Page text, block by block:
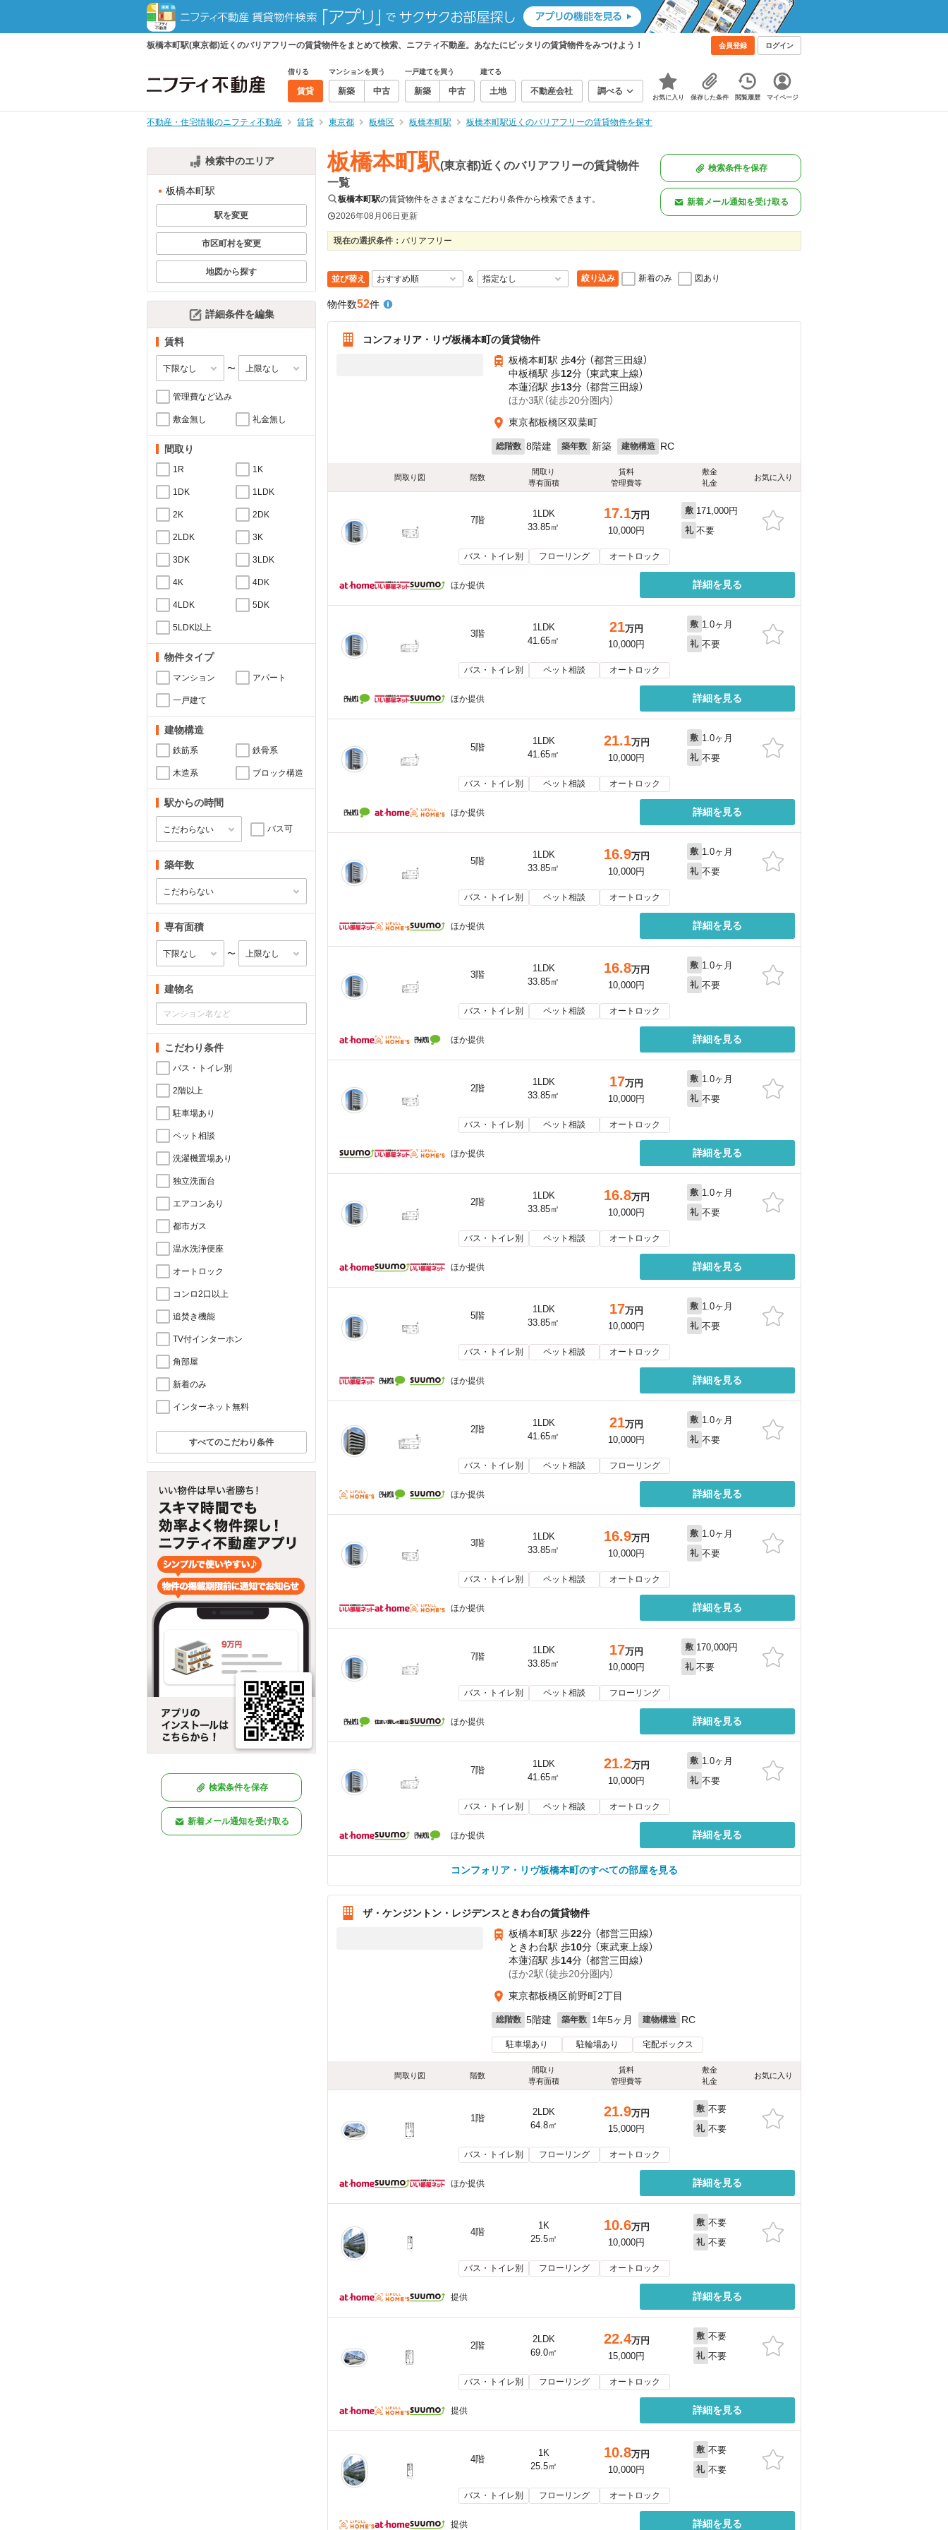
板橋本町駅(東京都)近くのバリアフリーの賃貸物件をまとめて検索、ニフティ不動産。あなたにピッタリの賃貸物件をみつけよう！ 会員登録 ログイン
借りる
賃貸
マンションを買う
新築 中古
一戸建てを買う
新築 中古
建てる
土地 不動産会社 調べる
お気に入り 保存した条件 閲覧履歴 マイページ
不動産・住宅情報のニフティ不動産 賃貸 東京都 板橋区 板橋本町駅 板橋本町駅近くのバリアフリーの賃貸物件を探す
検索中のエリア
板橋本町駅
駅を変更
市区町村を変更
地図から探す
詳細条件を編集
賃料
〜
管理費など込み
敷金無し 礼金無し
間取り
1R 1K
1DK 1LDK
2K 2DK
2LDK 3K
3DK 3LDK
4K 4DK
4LDK 5DK
5LDK以上
物件タイプ
マンション アパート
一戸建て
建物構造
鉄筋系 鉄骨系
木造系 ブロック構造
駅からの時間
バス可
築年数
専有面積
〜
建物名
こだわり条件
バス・トイレ別
2階以上
駐車場あり
ペット相談
洗濯機置場あり
独立洗面台
エアコンあり
都市ガス
温水洗浄便座
オートロック
コンロ2口以上
追焚き機能
TV付インターホン
角部屋
新着のみ
インターネット無料
すべてのこだわり条件
検索条件を保存
新着メール通知を受け取る
板橋本町駅(東京都)近くのバリアフリーの賃貸物件
一覧
板橋本町駅の賃貸物件をさまざまなこだわり条件から検索できます。
2026年08月06日更新
検索条件を保存
新着メール通知を受け取る
現在の選択条件： バリアフリー
並び替え ＆ 絞り込み 新着のみ 図あり
物件数52件
コンフォリア・リヴ板橋本町の賃貸物件
板橋本町駅 歩4分 （都営三田線）
中板橋駅 歩12分 （東武東上線）
本蓮沼駅 歩13分 （都営三田線）
ほか3駅（徒歩20分圏内）
東京都板橋区双葉町
総階数 8階建 築年数 新築 建物構造 RC
間取り図 階数
間取り
専有面積
賃料
管理費等
敷金
礼金
お気に入り
7階
1LDK
33.85㎡
17.1万円
10,000円
敷 171,000円
礼 不要
バス・トイレ別 フローリング オートロック
ほか提供 詳細を見る
3階
1LDK
41.65㎡
21万円
10,000円
敷 1.0ヶ月
礼 不要
バス・トイレ別 ペット相談 オートロック
ほか提供 詳細を見る
5階
1LDK
41.65㎡
21.1万円
10,000円
敷 1.0ヶ月
礼 不要
バス・トイレ別 ペット相談 オートロック
ほか提供 詳細を見る
5階
1LDK
33.85㎡
16.9万円
10,000円
敷 1.0ヶ月
礼 不要
バス・トイレ別 ペット相談 オートロック
ほか提供 詳細を見る
3階
1LDK
33.85㎡
16.8万円
10,000円
敷 1.0ヶ月
礼 不要
バス・トイレ別 ペット相談 オートロック
ほか提供 詳細を見る
2階
1LDK
33.85㎡
17万円
10,000円
敷 1.0ヶ月
礼 不要
バス・トイレ別 ペット相談 オートロック
ほか提供 詳細を見る
2階
1LDK
33.85㎡
16.8万円
10,000円
敷 1.0ヶ月
礼 不要
バス・トイレ別 ペット相談 オートロック
ほか提供 詳細を見る
5階
1LDK
33.85㎡
17万円
10,000円
敷 1.0ヶ月
礼 不要
バス・トイレ別 ペット相談 オートロック
ほか提供 詳細を見る
2階
1LDK
41.65㎡
21万円
10,000円
敷 1.0ヶ月
礼 不要
バス・トイレ別 ペット相談 フローリング
ほか提供 詳細を見る
3階
1LDK
33.85㎡
16.9万円
10,000円
敷 1.0ヶ月
礼 不要
バス・トイレ別 ペット相談 オートロック
ほか提供 詳細を見る
7階
1LDK
33.85㎡
17万円
10,000円
敷 170,000円
礼 不要
バス・トイレ別 ペット相談 フローリング
ほか提供 詳細を見る
7階
1LDK
41.65㎡
21.2万円
10,000円
敷 1.0ヶ月
礼 不要
バス・トイレ別 ペット相談 オートロック
ほか提供 詳細を見る
コンフォリア・リヴ板橋本町のすべての部屋を見る
ザ・ケンジントン・レジデンスときわ台の賃貸物件
板橋本町駅 歩22分 （都営三田線）
ときわ台駅 歩10分 （東武東上線）
本蓮沼駅 歩14分 （都営三田線）
ほか2駅（徒歩20分圏内）
東京都板橋区前野町2丁目
総階数 5階建 築年数 1年5ヶ月 建物構造 RC
駐車場あり 駐輪場あり 宅配ボックス
間取り図 階数
間取り
専有面積
賃料
管理費等
敷金
礼金
お気に入り
1階
2LDK
64.8㎡
21.9万円
15,000円
敷 不要
礼 不要
バス・トイレ別 フローリング オートロック
ほか提供 詳細を見る
4階
1K
25.5㎡
10.6万円
10,000円
敷 不要
礼 不要
バス・トイレ別 フローリング オートロック
提供 詳細を見る
2階
2LDK
69.0㎡
22.4万円
15,000円
敷 不要
礼 不要
バス・トイレ別 フローリング オートロック
提供 詳細を見る
4階
1K
25.5㎡
10.8万円
10,000円
敷 不要
礼 不要
バス・トイレ別 フローリング オートロック
提供 詳細を見る